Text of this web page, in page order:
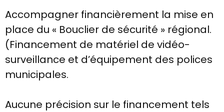
Accompagner financièrement la mise en
place du « Bouclier de sécurité » régional.
(Financement de matériel de vidéo-
surveillance et d’équipement des polices
municipales.
Aucune précision sur le financement tels